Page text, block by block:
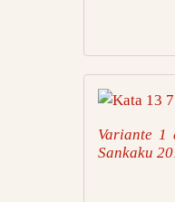
Variante 1
Sankaku